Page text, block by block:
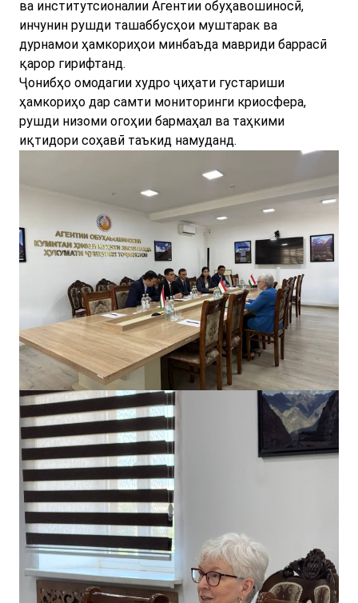
ва институтсионалии Агентии обуҳавошиносӣ,
инчунин рушди ташаббусҳои муштарак ва
дурнамои ҳамкориҳои минбаъда мавриди баррасӣ
қарор гирифтанд.
Ҷонибҳо омодагии худро ҷиҳати густариши
ҳамкориҳо дар самти мониторинги криосфера,
рушди низоми огоҳии бармаҳал ва таҳкими
иқтидори соҳавӣ таъкид намуданд.